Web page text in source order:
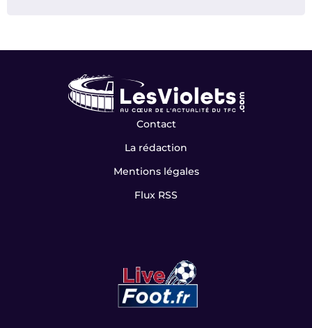
Contact
La rédaction
Mentions légales
Flux RSS